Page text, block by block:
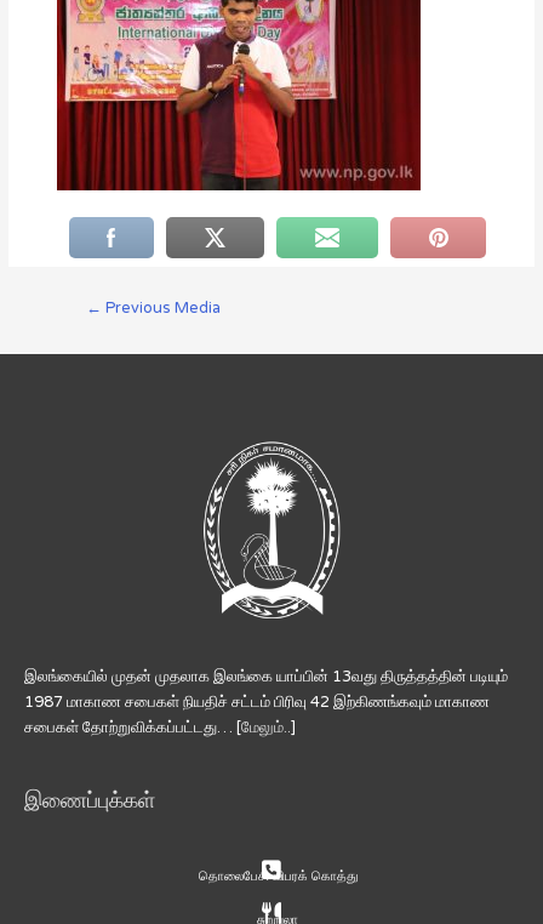
← Previous Media
இலங்கையில் முதன் முதலாக இலங்கை யாப்பின் 13வது திருத்தத்தின் படியும்
1987 மாகாண சபைகள் நியதிச் சட்டம் பிரிவு 42 இற்கிணங்கவும் மாகாண
சபைகள் தோற்றுவிக்கப்பட்டது… [மேலும்..]
இணைப்புக்கள்
தொலைபேசி விபரக் கொத்து
சுற்றுலா